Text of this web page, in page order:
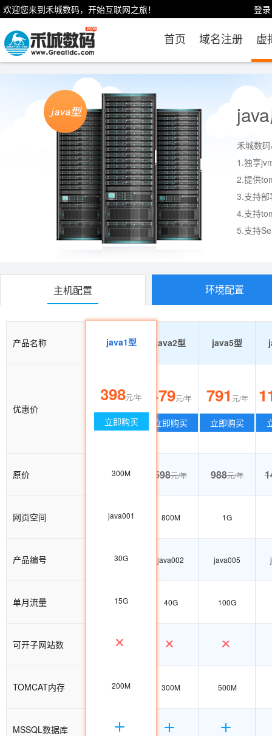
登录
欢迎您来到禾城数码，开始互联网之旅！
首页 域名注册 虚
禾城数
1.独享
2.提供
3.支持
4.支持
5.支持
主机配置 环境配置
产品名称 java1型 java2型 java5型
优惠价
319元/年
立即购买
479元/年
立即购买
791 元/年
立即购买
原价 398元/年 598元/年 988元/年
网页空间 300M 800M 1G
产品编号 java001 java002 java005
单月流量 30G 40G 100G
可开子网站数
TOMCAT内存 200M 300M 500M
MSSQL数据库
java1型
398元/年
立即购买
300M
java001
30G
15G
200M